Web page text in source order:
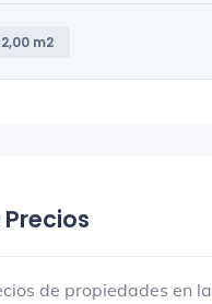
m2
de propiedades en la